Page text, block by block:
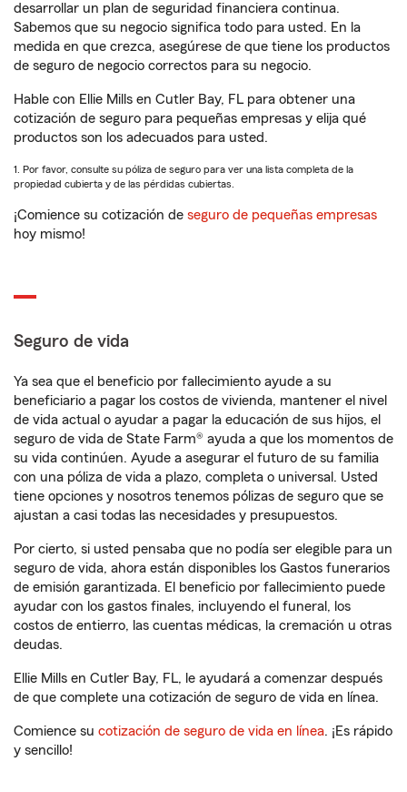
desarrollar un plan de seguridad financiera continua.
Sabemos que su negocio significa todo para usted. En la
medida en que crezca, asegúrese de que tiene los productos
de seguro de negocio correctos para su negocio.
Hable con Ellie Mills en Cutler Bay, FL para obtener una
cotización de seguro para pequeñas empresas y elija qué
productos son los adecuados para usted.
1. Por favor, consulte su póliza de seguro para ver una lista completa de la
propiedad cubierta y de las pérdidas cubiertas.
¡Comience su cotización de seguro de pequeñas empresas
hoy mismo!
Seguro de vida
Ya sea que el beneficio por fallecimiento ayude a su
beneficiario a pagar los costos de vivienda, mantener el nivel
de vida actual o ayudar a pagar la educación de sus hijos, el
seguro de vida de State Farm® ayuda a que los momentos de
su vida continúen. Ayude a asegurar el futuro de su familia
con una póliza de vida a plazo, completa o universal. Usted
tiene opciones y nosotros tenemos pólizas de seguro que se
ajustan a casi todas las necesidades y presupuestos.
Por cierto, si usted pensaba que no podía ser elegible para un
seguro de vida, ahora están disponibles los Gastos funerarios
de emisión garantizada. El beneficio por fallecimiento puede
ayudar con los gastos finales, incluyendo el funeral, los
costos de entierro, las cuentas médicas, la cremación u otras
deudas.
Ellie Mills en Cutler Bay, FL, le ayudará a comenzar después
de que complete una cotización de seguro de vida en línea.
Comience su cotización de seguro de vida en línea. ¡Es rápido
y sencillo!